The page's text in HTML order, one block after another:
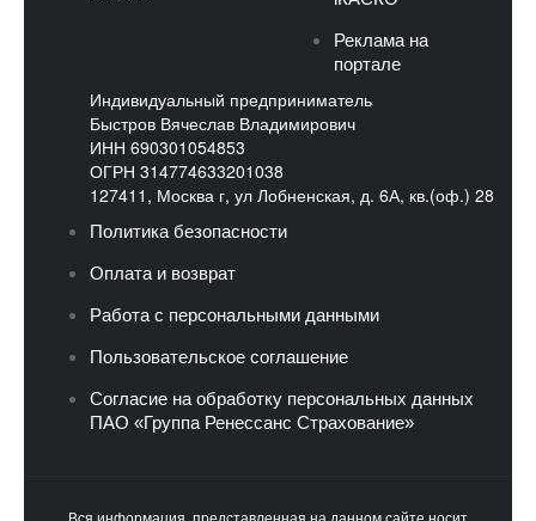
Реклама на
портале
Индивидуальный предприниматель
Быстров Вячеслав Владимирович
ИНН 690301054853
ОГРН 314774633201038
127411, Москва г, ул Лобненская, д. 6А, кв.(оф.) 28
Политика безопасности
Оплата и возврат
Работа с персональными данными
Пользовательское соглашение
Согласие на обработку персональных данных
ПАО «Группа Ренессанс Страхование»
Вся информация, представленная на данном сайте носит